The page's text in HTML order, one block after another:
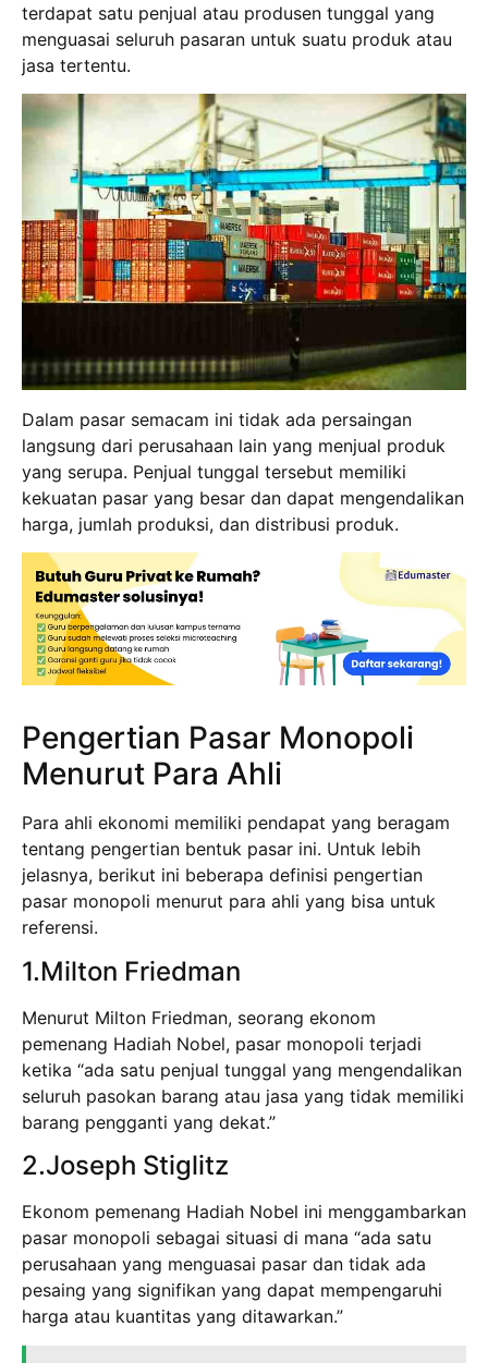
terdapat satu penjual atau produsen tunggal yang
menguasai seluruh pasaran untuk suatu produk atau
jasa tertentu.
Dalam pasar semacam ini tidak ada persaingan
langsung dari perusahaan lain yang menjual produk
yang serupa. Penjual tunggal tersebut memiliki
kekuatan pasar yang besar dan dapat mengendalikan
harga, jumlah produksi, dan distribusi produk.
Pengertian Pasar Monopoli
Menurut Para Ahli
Para ahli ekonomi memiliki pendapat yang beragam
tentang pengertian bentuk pasar ini. Untuk lebih
jelasnya, berikut ini beberapa definisi pengertian
pasar monopoli menurut para ahli yang bisa untuk
referensi.
1.Milton Friedman
Menurut Milton Friedman, seorang ekonom
pemenang Hadiah Nobel, pasar monopoli terjadi
ketika “ada satu penjual tunggal yang mengendalikan
seluruh pasokan barang atau jasa yang tidak memiliki
barang pengganti yang dekat.”
2.Joseph Stiglitz
Ekonom pemenang Hadiah Nobel ini menggambarkan
pasar monopoli sebagai situasi di mana “ada satu
perusahaan yang menguasai pasar dan tidak ada
pesaing yang signifikan yang dapat mempengaruhi
harga atau kuantitas yang ditawarkan.”